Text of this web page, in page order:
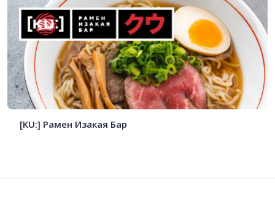
[KU:] Рамен Изакая Бар